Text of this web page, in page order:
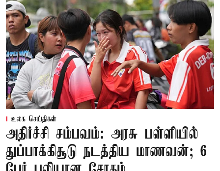
உலக செய்திகள்
அதிர்ச்சி சம்பவம்: அரசு பள்ளியில்
துப்பாக்கிசூடு நடத்திய மாணவன்; 6